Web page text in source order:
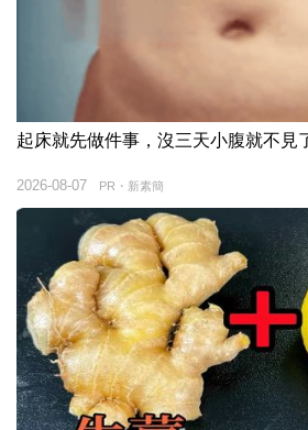
起床就先做件事，沒三天小腹就不見
PR・新素簡
2026-08-07